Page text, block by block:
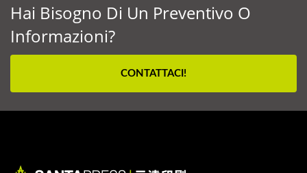
Hai Bisogno Di Un Preventivo O
Informazioni?
CONTATTACI!